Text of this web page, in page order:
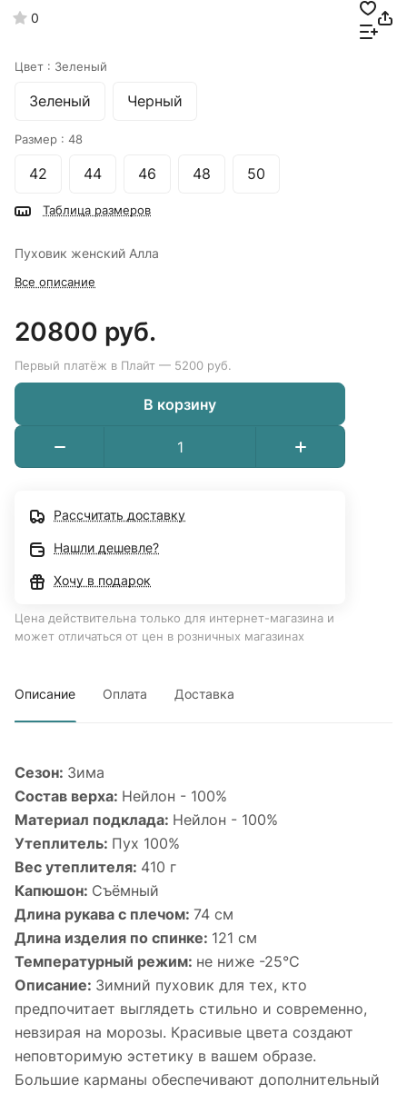
0
Цвет : Зеленый
Зеленый Черный
Размер : 48
42 44 46 48 50
Таблица размеров
Пуховик женский Алла
Все описание
20800 руб.
Первый платёж в Плайт — 5200 руб.
В корзину
Рассчитать доставку
Нашли дешевле?
Хочу в подарок
Цена действительна только для интернет-магазина и
может отличаться от цен в розничных магазинах
Описание Оплата Доставка
Сезон: Зима
Cостав верха: Нейлон - 100%
Материал подклада: Нейлон - 100%
Утеплитель: Пух 100%
Вес утеплителя: 410 г
Капюшон: Съёмный
Длина рукава с плечом: 74 см
Длина изделия по спинке: 121 см
Температурный режим: не ниже -25°С
Описание: Зимний пуховик для тех, кто
предпочитает выглядеть стильно и современно,
невзирая на морозы. Красивые цвета создают
неповторимую эстетику в вашем образе.
Большие карманы обеспечивают дополнительный